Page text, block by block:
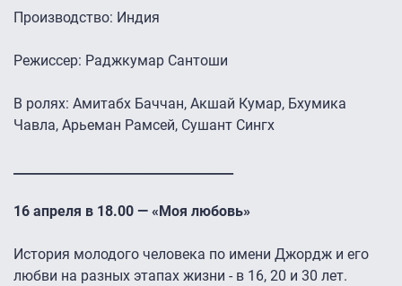
Производство: Индия
Режиссер: Раджкумар Сантоши
В ролях: Амитабх Баччан, Акшай Кумар, Бхумика
Чавла, Арьеман Рамсей, Сушант Сингх
16 апреля в 18.00 — «Моя любовь»
История молодого человека по имени Джордж и его
любви на разных этапах жизни - в 16, 20 и 30 лет.